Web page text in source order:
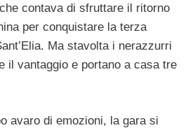
contava di sfruttare il ritorno
per conquistare la terza
Ma stavolta i nerazzurri
il vantaggio e portano a casa tre
avaro di emozioni, la gara si